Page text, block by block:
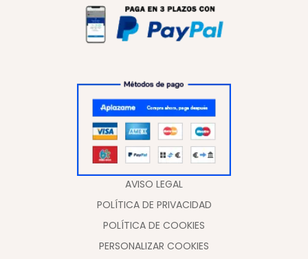
AVISO LEGAL
POLÍTICA DE PRIVACIDAD
POLÍTICA DE COOKIES
PERSONALIZAR COOKIES